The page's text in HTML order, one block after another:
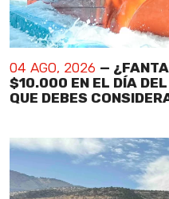
04 AGO, 2026 —
$10.000 EN EL DÍA
QUE DEBES